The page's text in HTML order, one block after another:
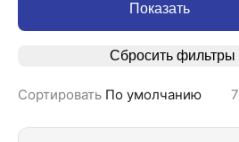
Показать
Сбросить фильтры
Сортировать По умолчанию 7